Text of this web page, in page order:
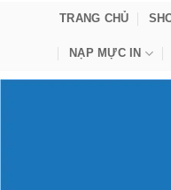
TRANG CHỦ
NẠP MỰC IN